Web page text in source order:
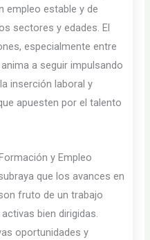
empleo estable y de
sectores y edades. El
especialmente entre
a seguir impulsando
inserción laboral y
apuesten por el talento
y Empleo
que los avances en
fruto de un trabajo
bien dirigidas.
oportunidades y